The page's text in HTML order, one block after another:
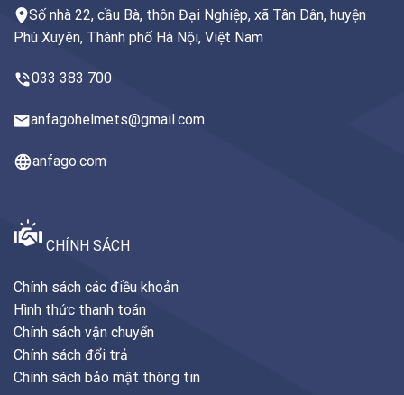
Số nhà 22, cầu Bà, thôn Đại Nghiệp, xã Tân Dân, huyện
Phú Xuyên, Thành phố Hà Nội, Việt Nam
033 383 700
anfagohelmets@gmail.com
anfago.com
CHÍNH SÁCH
Chính sách các điều khoản
Hình thức thanh toán
Chính sách vận chuyển
Chính sách đổi trả
Chính sách bảo mật thông tin